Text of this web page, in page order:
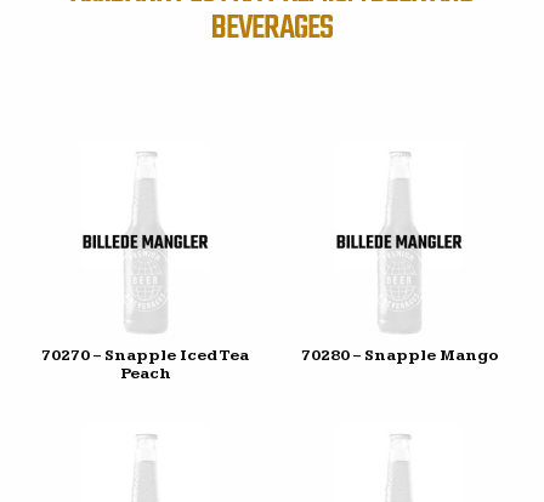
BEVERAGES
70270 – Snapple Iced Tea
Peach
70280 – Snapple Mango